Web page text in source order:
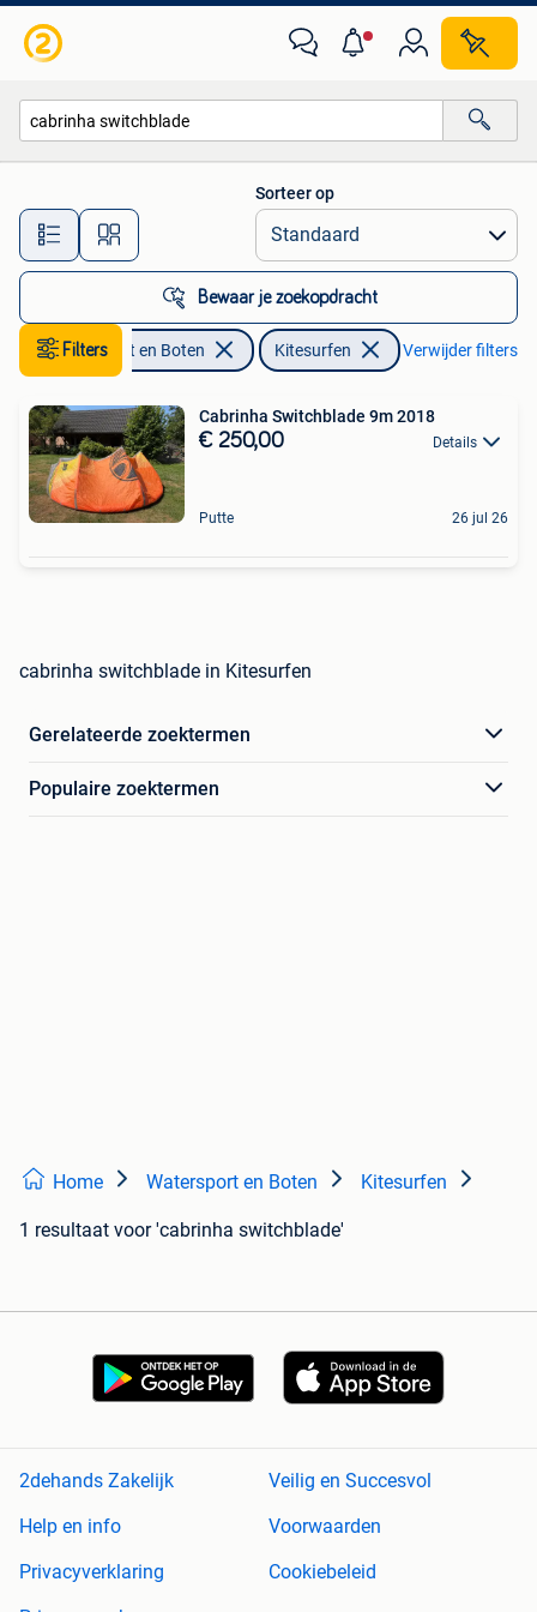
Alle afstanden…
Sorteer op
Bewaar je zoekopdracht
Filters
Watersport en Boten Kitesurfen Verwijder filters
Cabrinha Switchblade 9m 2018
€ 250,00 Details
Putte 26 jul 26
cabrinha switchblade in Kitesurfen
Gerelateerde zoektermen
Populaire zoektermen
Home Watersport en Boten Kitesurfen
1 resultaat voor 'cabrinha switchblade'
2dehands Zakelijk
Veilig en Succesvol
Help en info
Voorwaarden
Privacyverklaring
Cookiebeleid